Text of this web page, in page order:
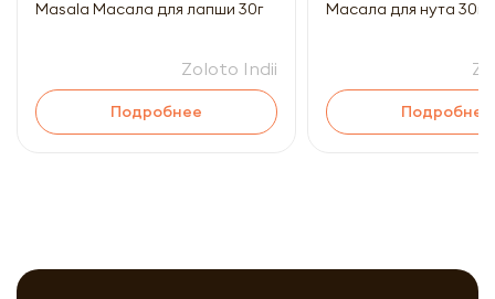
Masala Масала для лапши 30г
Zoloto Indii
Подробнее
Масала для нута 30г
Подробнее